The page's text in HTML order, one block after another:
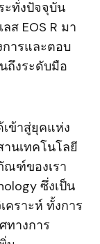
ะทั่งปัจจุบัน
ส EOS R มา
ารและตอบ
ถึงระดับมือ
เข้าสู่ยุคแห่ง
นเทคโนโลยี
ณฑ์ของเรา
ซึ่งเป็น
คราะห์ ทั้งการ
ทางการ